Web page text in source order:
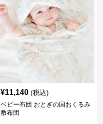
¥11,140 (税込)
ベビー布団 おとぎの国おくるみ
敷布団